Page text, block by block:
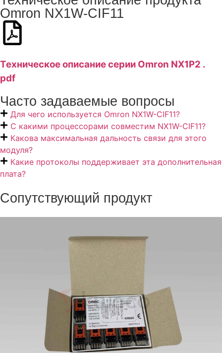
Omron NX1W-CIF11
Техническое описание серии Omron NX1P2 .
pdf
Часто задаваемые вопросы
Для чего используется Omron NX1W-CIF11?
С какими процессорами совместим NX1W-CIF11?
Какова максимальная дальность связи для этого
модуля?
Какие протоколы поддерживает эта дополнительная
плата?
Сопутствующий продукт